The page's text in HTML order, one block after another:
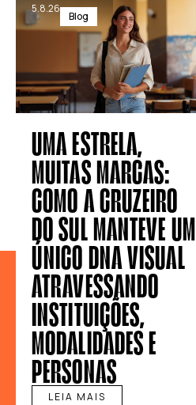
5.8.26
Blog
UMA ESTRELA,
MUITAS MARCAS:
COMO A CRUZEIRO
DO SUL MANTEVE UM
ÚNICO DNA VISUAL
ATRAVESSANDO
INSTITUIÇÕES,
MODALIDADES E
PERSONAS
LEIA MAIS